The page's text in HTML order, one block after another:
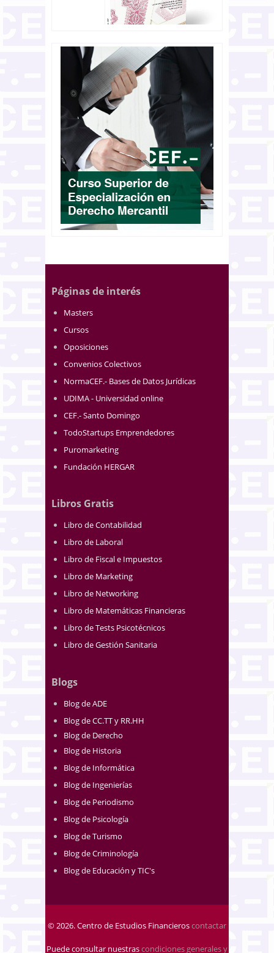
Páginas de interés
Masters
Cursos
Oposiciones
Convenios Colectivos
NormaCEF.- Bases de Datos Jurídicas
UDIMA - Universidad online
CEF.- Santo Domingo
TodoStartups Emprendedores
Puromarketing
Fundación HERGAR
Libros Gratis
Libro de Contabilidad
Libro de Laboral
Libro de Fiscal e Impuestos
Libro de Marketing
Libro de Networking
Libro de Matemáticas Financieras
Libro de Tests Psicotécnicos
Libro de Gestión Sanitaria
Blogs
Blog de ADE
Blog de CC.TT y RR.HH
Blog de Derecho
Blog de Historia
Blog de Informática
Blog de Ingenierías
Blog de Periodismo
Blog de Psicología
Blog de Turismo
Blog de Criminología
Blog de Educación y TIC's
© 2026. Centro de Estudios Financieroscontactar
Puede consultar nuestrascondiciones generales y